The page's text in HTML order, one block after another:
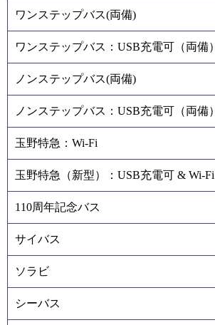
ワンステップバス(両備)
ワンステップバス：USB充電可（両備）
ノンステップバス(両備)
ノンステップバス：USB充電可（両備）
玉野特急：Wi-Fi
玉野特急（新型）：USB充電可 & Wi-Fi
110周年記念バス
サイバス
ソラビ
シーバス